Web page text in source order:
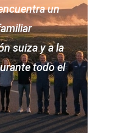
un
suiza y a la
todo el